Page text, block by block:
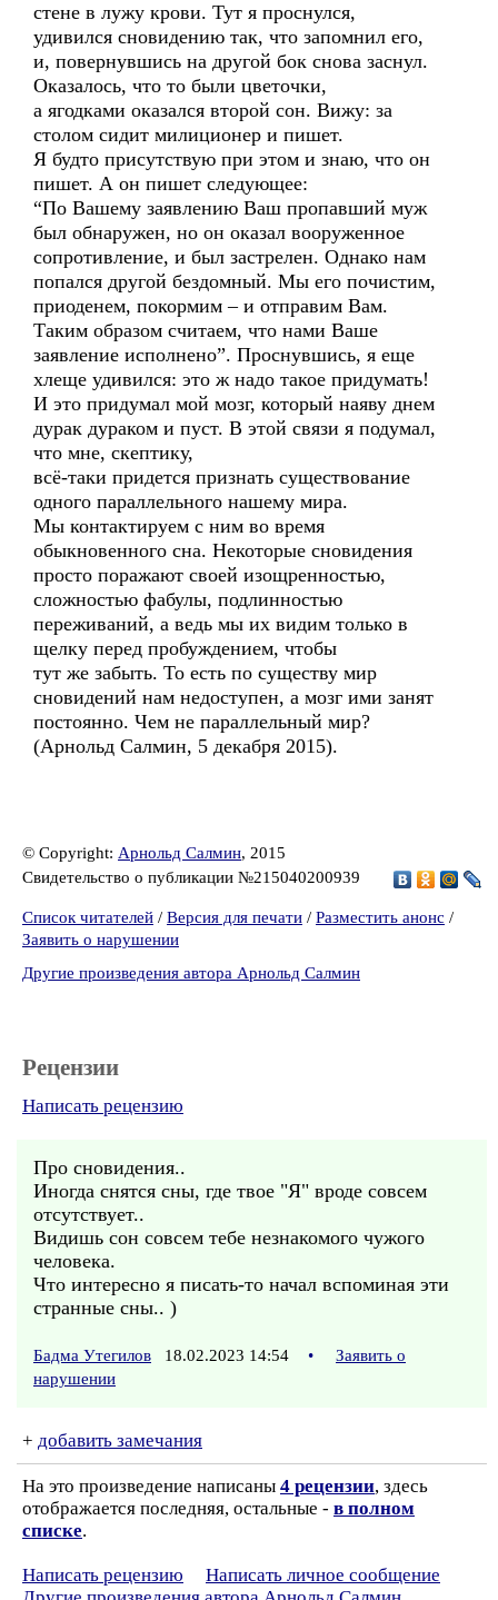
стене в лужу крови. Тут я проснулся,
удивился сновидению так, что запомнил его,
и, повернувшись на другой бок снова заснул.
Оказалось, что то были цветочки,
а ягодками оказался второй сон. Вижу: за
столом сидит милиционер и пишет.
Я будто присутствую при этом и знаю, что он
пишет. А он пишет следующее:
“По Вашему заявлению Ваш пропавший муж
был обнаружен, но он оказал вооруженное
сопротивление, и был застрелен. Однако нам
попался другой бездомный. Мы его почистим,
приоденем, покормим – и отправим Вам.
Таким образом считаем, что нами Ваше
заявление исполнено”. Проснувшись, я еще
хлеще удивился: это ж надо такое придумать!
И это придумал мой мозг, который наяву днем
дурак дураком и пуст. В этой связи я подумал,
что мне, скептику,
всё-таки придется признать существование
одного параллельного нашему мира.
Мы контактируем с ним во время
обыкновенного сна. Некоторые сновидения
просто поражают своей изощренностью,
сложностью фабулы, подлинностью
переживаний, а ведь мы их видим только в
щелку перед пробуждением, чтобы
тут же забыть. То есть по существу мир
сновидений нам недоступен, а мозг ими занят
постоянно. Чем не параллельный мир?
(Арнольд Салмин, 5 декабря 2015).
© Copyright: Арнольд Салмин, 2015
Свидетельство о публикации №215040200939
Список читателей / Версия для печати / Разместить анонс /
Заявить о нарушении
Другие произведения автора Арнольд Салмин
Рецензии
Написать рецензию
Про сновидения..
Иногда снятся сны, где твое "Я" вроде совсем
отсутствует..
Видишь сон совсем тебе незнакомого чужого
человека.
Что интересно я писать-то начал вспоминая эти
странные сны.. )
Бадма Утегилов 18.02.2023 14:54 •
Заявить о
нарушении
+ добавить замечания
На это произведение написаны 4 рецензии, здесь
отображается последняя, остальные - в полном
списке.
Написать рецензию
Написать личное сообщение